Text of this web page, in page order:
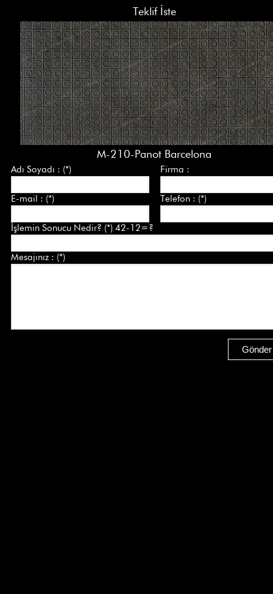
Teklif İste
M-210-Panot Barcelona
Adı Soyadı : (*) Firma :
E-mail : (*) Telefon : (*)
İşlemin Sonucu Nedir? (*) 42-12=?
Mesajınız : (*)